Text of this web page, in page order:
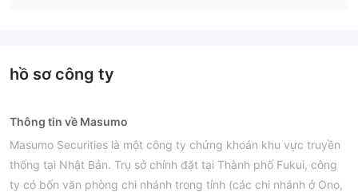
hồ sơ công ty
Thông tin về Masumo
Masumo Securities là một công ty chứng khoán khu vực truyền
thống tại Nhật Bản. Trụ sở chính đặt tại Thành phố Fukui, công
ty có bốn văn phòng chi nhánh trong tỉnh (các chi nhánh ở Ono,